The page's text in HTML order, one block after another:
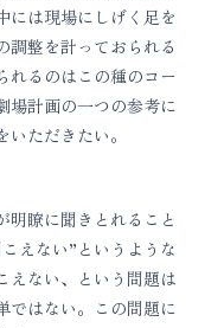
には現場にしげく足を
調整を計っておられる
れるのはこの種のコー
場計画の一つの参考に
ただきたい。
明瞭に聞きとれること
えない”というような
えない、という問題は
ではない。この問題に